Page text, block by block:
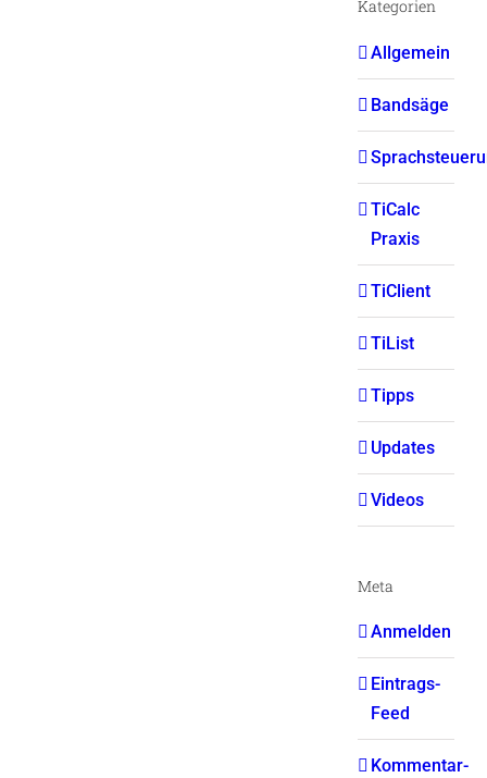
Kategorien
Allgemein
Bandsäge
TiCalc
Praxis
TiClient
TiList
Tipps
Updates
Videos
Meta
Anmelden
Eintrags-
Feed
Kommentar-